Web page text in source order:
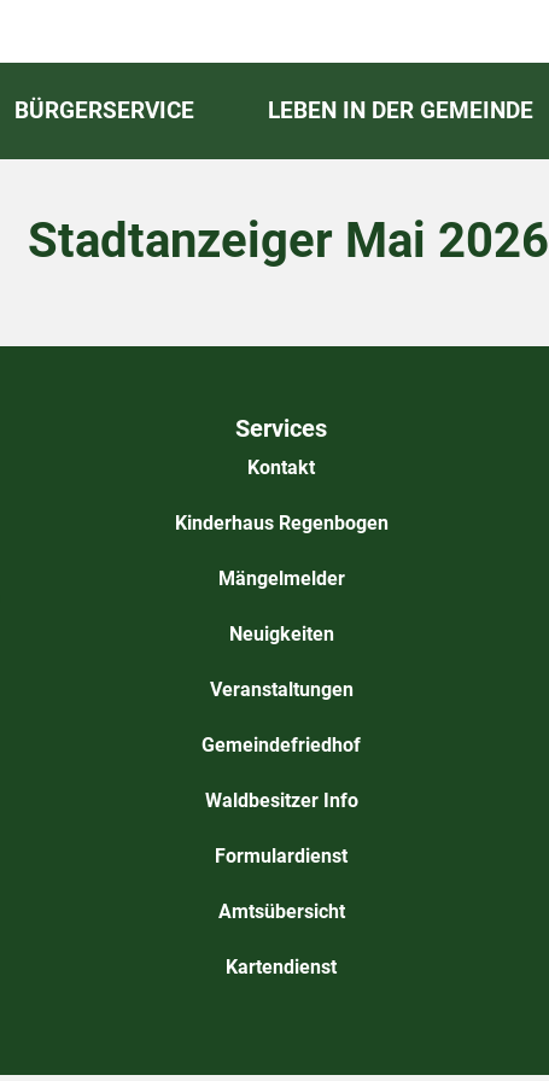
BÜRGERSERVICE LEBEN IN DER GEMEINDE
Stadtanzeiger Mai 2026
Services
Kontakt
Kinderhaus Regenbogen
Mängelmelder
Neuigkeiten
Veranstaltungen
Gemeindefriedhof
Waldbesitzer Info
Formulardienst
Amtsübersicht
Kartendienst